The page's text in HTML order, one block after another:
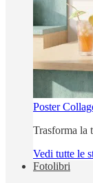
Poster
Trasforma la
Vedi tutte le
Fotolibri